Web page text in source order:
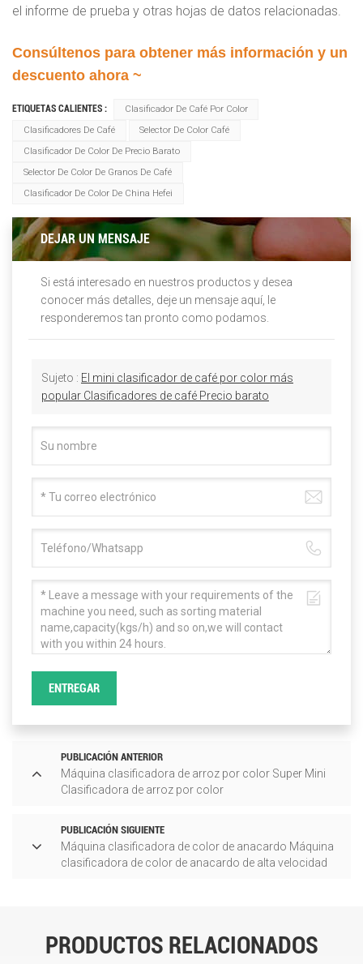
el informe de prueba y otras hojas de datos relacionadas.
Consúltenos para obtener más información y un
descuento ahora ~
ETIQUETAS CALIENTES :
Clasificador De Café Por Color
Clasificadores De Café
Selector De Color Café
Clasificador De Color De Precio Barato
Selector De Color De Granos De Café
Clasificador De Color De China Hefei
DEJAR UN MENSAJE
Si está interesado en nuestros productos y desea
conocer más detalles, deje un mensaje aquí, le
responderemos tan pronto como podamos.
Sujeto : El mini clasificador de café por color más
popular Clasificadores de café Precio barato
ENTREGAR
PUBLICACIÓN ANTERIOR
Máquina clasificadora de arroz por color Super Mini
Clasificadora de arroz por color
PUBLICACIÓN SIGUIENTE
Máquina clasificadora de color de anacardo Máquina
clasificadora de color de anacardo de alta velocidad
PRODUCTOS RELACIONADOS